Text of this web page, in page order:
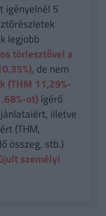
igényelnél 5
legjobb
törlesztővel a
de nem
(THM 11,29%-
ot)ígérő
illetve
(THM,
összeg, stb.)
személyi